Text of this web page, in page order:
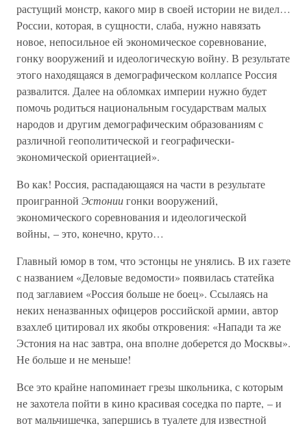
растущий монстр, какого мир в своей истории не видел…
России, которая, в сущности, слаба, нужно навязать
новое, непосильное ей экономическое соревнование,
гонку вооружений и идеологическую войну. В результате
этого находящаяся в демографическом коллапсе Россия
развалится. Далее на обломках империи нужно будет
помочь родиться национальным государствам малых
народов и другим демографическим образованиям с
различной геополитической и географически-
экономической ориентацией».
Во как! Россия, распадающаяся на части в результате
проигранной Эстониигонки вооружений,
экономического соревнования и идеологической
войны, – это, конечно, круто…
Главный юмор в том, что эстонцы не унялись. В их газете
с названием «Деловые ведомости» появилась статейка
под заглавием «Россия больше не боец». Ссылаясь на
неких неназванных офицеров российской армии, автор
взахлеб цитировал их якобы откровения: «Напади та же
Эстония на нас завтра, она вполне доберется до Москвы».
Не больше и не меньше!
Все это крайне напоминает грезы школьника, с которым
не захотела пойти в кино красивая соседка по парте, – и
вот мальчишечка, запершись в туалете для известной